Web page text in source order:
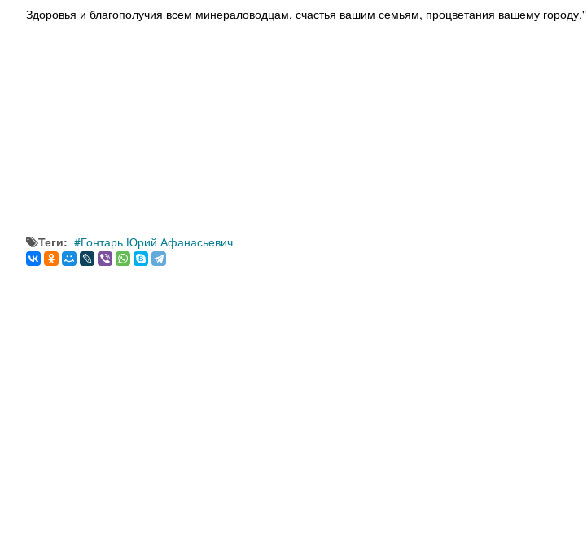
Здоровья и благополучия всем минераловодцам, счастья вашим семьям, процветания вашему городу."
Теги: Гонтарь Юрий Афанасьевич